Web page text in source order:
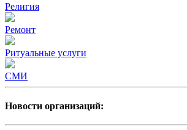
Религия
Ремонт
Ритуальные услуги
СМИ
Новости организаций: